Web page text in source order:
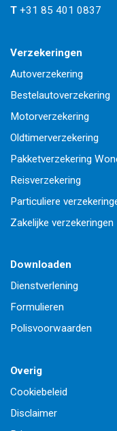
T +31 85 401 0837
Verzekeringen
Autoverzekering
Bestelautoverzekering
Motorverzekering
Oldtimerverzekering
Pakketverzekering
Reisverzekering
Particuliere
Zakelijke verzekeringen
Downloaden
Dienstverlening
Formulieren
Polisvoorwaarden
Overig
Cookiebeleid
Disclaimer